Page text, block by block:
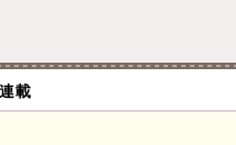
載